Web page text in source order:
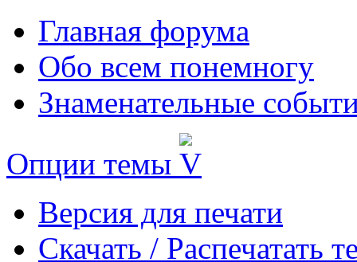
Главная форума
Обо всем понемногу
Знаменательные
Опции темы
Версия для печати
Скачать / Распечатать